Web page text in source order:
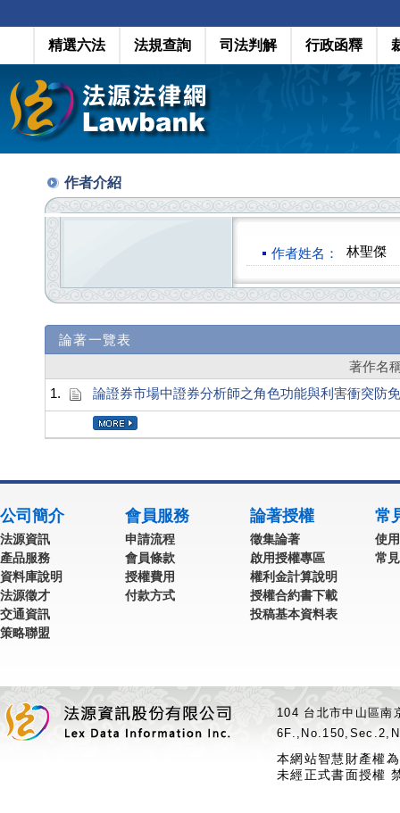
精選六法 法規查詢 司法判解 行政函釋
作者介紹
作者姓名： 林聖傑
論著一覽表
著作名
1.
論證券市場中證券分析師之角色功能與利害衝突防
公司簡介
法源資訊
產品服務
資料庫說明
法源徵才
交通資訊
策略聯盟
會員服務
申請流程
會員條款
授權費用
付款方式
論著授權
徵集論著
啟用授權專區
權利金計算說明
授權合約書下載
投稿基本資料表
常
使
常
104 台北市中山區
本網站智慧財產權
未經正式書面授權